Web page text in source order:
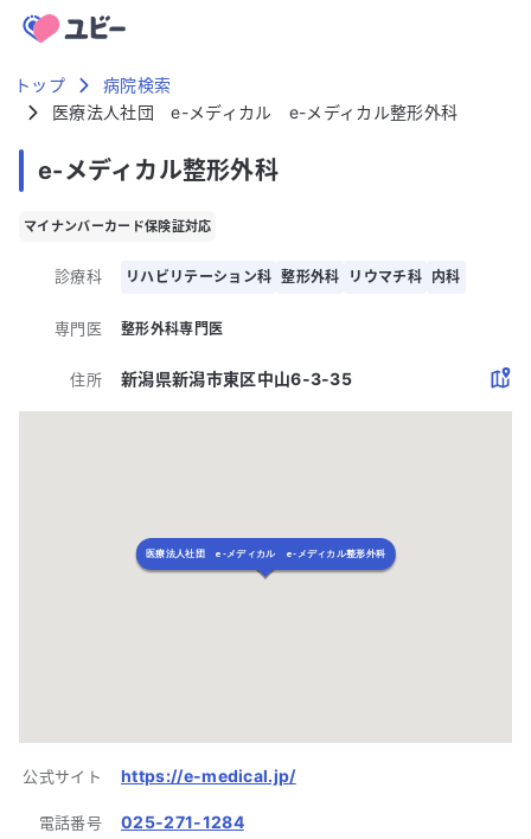
トップ
病院検索
医療法人社団 e-メディカル e-メディカル整形外科
e-メディカル整形外科
マイナンバーカード保険証対応
診療科 リハビリテーション科 整形外科 リウマチ科 内科
専門医 整形外科専門医
住所 新潟県新潟市東区中山6-3-35
医療法人社団 e-メディカル e-メディカル整形外科
公式サイト https://e-medical.jp/
電話番号 025-271-1284